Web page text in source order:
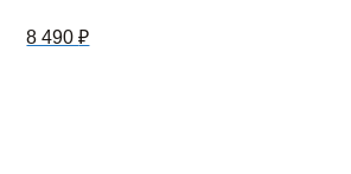
8 490₽